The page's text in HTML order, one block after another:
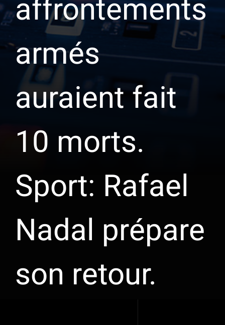
affrontements
armés
auraient fait
10 morts.
Sport: Rafael
Nadal prépare
son retour.